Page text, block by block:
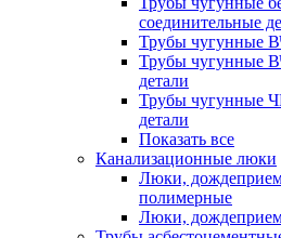
соединительные
Трубы чугунные
Трубы чугунные
детали
Трубы чугунные
детали
Показать все
Канализационные люки
Люки,
полимерные
Люки,